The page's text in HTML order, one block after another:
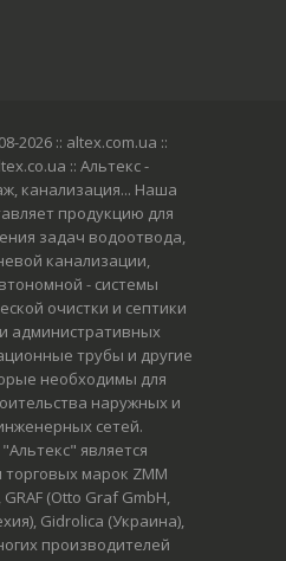
2026 :: altex.com.ua ::
:: Альтекс -
канализация... Наша
продукцию для
задач водоотвода,
канализации,
- системы
очистки и септики
административных
трубы и другие
необходимы для
наружных и
сетей.
является
марок ZMM
(Otto Graf GmbH,
Gidrolica (Украина),
производителей